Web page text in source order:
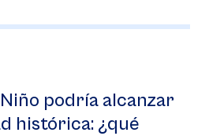
podría alcanzar
histórica: ¿qué